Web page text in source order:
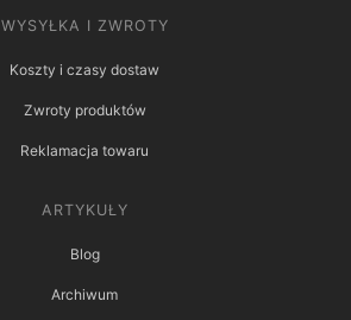
WYSYŁKA I ZWROTY
Koszty i czasy dostaw
Zwroty produktów
Reklamacja towaru
ARTYKUŁY
Blog
Archiwum